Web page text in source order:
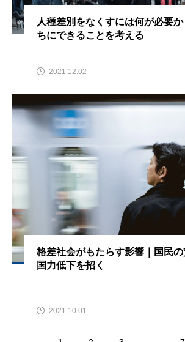
人種差別をなくすには何が必要
ちにできることを考える
2021.12.02
格差社会がもたらす影響｜国民の
国力低下を招く
2021.10.01